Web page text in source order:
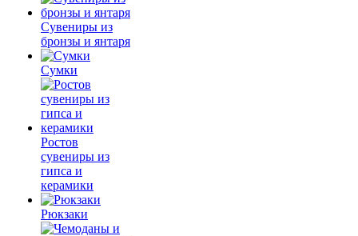
Сувениры из
бронзы и янтаря
Сумки
Ростов
сувениры из
гипса и
керамики
Рюкзаки